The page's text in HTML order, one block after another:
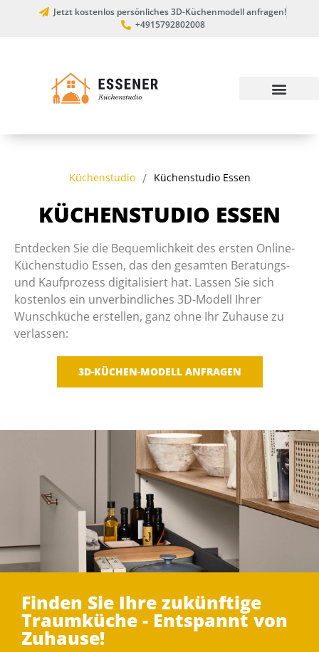
Jetzt kostenlos persönliches 3D-Küchenmodell anfragen!
+4915792802008
Küchenstudio / Küchenstudio Essen
KÜCHENSTUDIO ESSEN
Entdecken Sie die Bequemlichkeit des ersten Online-
Küchenstudio Essen, das den gesamten Beratungs-
und Kaufprozess digitalisiert hat. Lassen Sie sich
kostenlos ein unverbindliches 3D-Modell Ihrer
Wunschküche erstellen, ganz ohne Ihr Zuhause zu
verlassen:
3D-KÜCHEN-MODELL ANFRAGEN
Finden Sie Ihre zukünftige
Traumküche - Entspannt von
Zuhause!